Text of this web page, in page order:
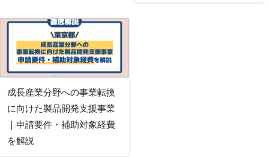
成長産業分野への事業転換
に向けた製品開発支援事業
｜申請要件・補助対象経費
を解説